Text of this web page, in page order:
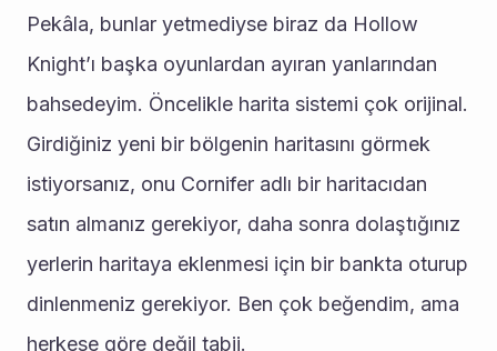
Pekâla, bunlar yetmediyse biraz da Hollow
Knight’ı başka oyunlardan ayıran yanlarından
bahsedeyim. Öncelikle harita sistemi çok orijinal.
Girdiğiniz yeni bir bölgenin haritasını görmek
istiyorsanız, onu Cornifer adlı bir haritacıdan
satın almanız gerekiyor, daha sonra dolaştığınız
yerlerin haritaya eklenmesi için bir bankta oturup
dinlenmeniz gerekiyor. Ben çok beğendim, ama
herkese göre değil tabii.